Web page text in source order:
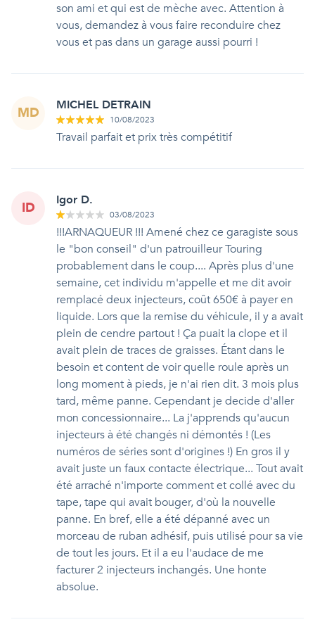
son ami et qui est de mèche avec. Attention à
vous, demandez à vous faire reconduire chez
vous et pas dans un garage aussi pourri !
MD MICHEL DETRAIN
10/08/2023
Travail parfait et prix très compétitif
ID Igor D.
03/08/2023
!!!ARNAQUEUR !!! Amené chez ce garagiste sous
le "bon conseil" d'un patrouilleur Touring
probablement dans le coup.... Après plus d'une
semaine, cet individu m'appelle et me dit avoir
remplacé deux injecteurs, coût 650€ à payer en
liquide. Lors que la remise du véhicule, il y a avait
plein de cendre partout ! Ça puait la clope et il
avait plein de traces de graisses. Étant dans le
besoin et content de voir quelle roule après un
long moment à pieds, je n'ai rien dit. 3 mois plus
tard, même panne. Cependant je decide d'aller
mon concessionnaire... La j'apprends qu'aucun
injecteurs à été changés ni démontés ! (Les
numéros de séries sont d'origines !) En gros il y
avait juste un faux contacte électrique... Tout avait
été arraché n'importe comment et collé avec du
tape, tape qui avait bouger, d'où la nouvelle
panne. En bref, elle a été dépanné avec un
morceau de ruban adhésif, puis utilisé pour sa vie
de tout les jours. Et il a eu l'audace de me
facturer 2 injecteurs inchangés. Une honte
absolue.